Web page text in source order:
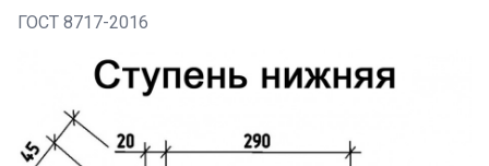
ГОСТ 8717-2016